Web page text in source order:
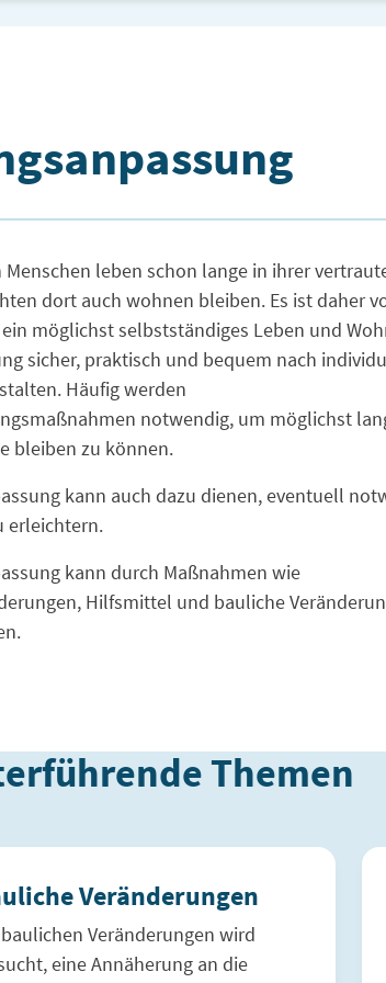
leben schon lange in ihrer
dort auch wohnen bleiben. Es ist daher
möglichst selbstständiges Leben und
sicher, praktisch und bequem nach
Häufig werden
notwendig, um möglichst
bleiben zu können.
kann auch dazu dienen, eventuell
erleichtern.
kann durch Maßnahmen wie
Hilfsmittel und bauliche
Themen
Veränderungen
Veränderungen wird
eine Annäherung an die